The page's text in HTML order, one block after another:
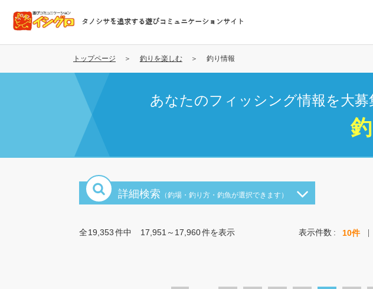
コ
テ
タノシサを追求する遊びコミュニケーションサイト
トップページ 釣りを楽しむ 釣り情報
あなたのフィッシング情報を大
詳細検索 （釣場・釣り方・釣魚が選択できます）
全19,353件中 17,951～17,960件を表示 表示件数 10件